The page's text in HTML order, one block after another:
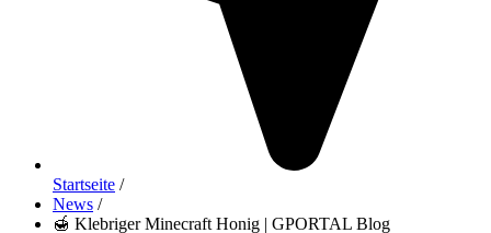
Startseite /
News /
🍯 Klebriger Minecraft Honig | GPORTAL Blog